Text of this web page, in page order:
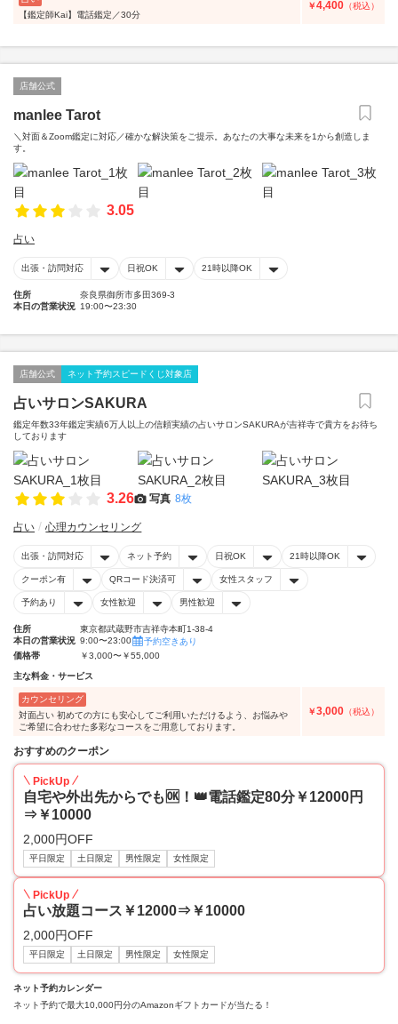
【鑑定師Kai】電話鑑定／30分
￥4,400 （税込）
店舗公式
manlee Tarot
＼対面＆Zoom鑑定に対応／確かな解決策をご提示。あなたの大事な未来を1から創造しま
す。
3.05
占い
出張・訪問対応 日祝OK 21時以降OK
住所
奈良県御所市多田369-3
本日の営業状況 19:00〜23:30
店舗公式 ネット予約スピードくじ対象店
占いサロンSAKURA
鑑定年数33年鑑定実績6万人以上の信頼実績の占いサロンSAKURAが吉祥寺で貴方をお待ち
しております
3.26 写真 8枚
占い 心理カウンセリング
出張・訪問対応 ネット予約 日祝OK 21時以降OK
クーポン有 QRコード決済可 女性スタッフ
予約あり 女性歓迎 男性歓迎
住所
東京都武蔵野市吉祥寺本町1-38-4
本日の営業状況 9:00〜23:00
予約空きあり
価格帯
￥3,000〜￥55,000
主な料金・サービス
カウンセリング
対面占い 初めての方にも安心してご利用いただけるよう、お悩みや
ご希望に合わせた多彩なコースをご用意しております。
￥3,000 （税込）
おすすめのクーポン
PickUp
自宅や外出先からでも🆗！👑電話鑑定80分￥12000円
⇒￥10000
2,000円OFF
平日限定 土日限定 男性限定 女性限定
PickUp
占い放題コース￥12000⇒￥10000
2,000円OFF
平日限定 土日限定 男性限定 女性限定
ネット予約カレンダー
ネット予約で最大10,000円分のAmazonギフトカードが当たる！